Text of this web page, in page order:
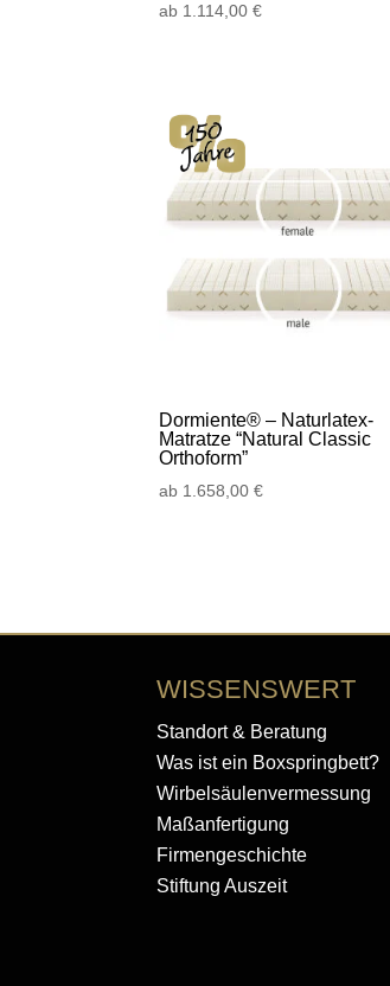
ab 1.114,00€
Dormiente® – Naturlatex-
Matratze “Natural Classic
Orthoform”
ab 1.658,00€
WISSENSWERT
Standort & Beratung
Was ist ein Boxspringbett?
Wirbelsäulenvermessung
Maßanfertigung
Firmengeschichte
Stiftung Auszeit